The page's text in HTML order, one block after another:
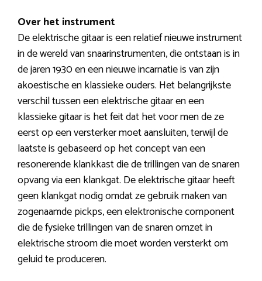
Over het instrument
De elektrische gitaar is een relatief nieuwe instrument
in de wereld van snaarinstrumenten, die ontstaan is in
de jaren 1930 en een nieuwe incarnatie is van zijn
akoestische en klassieke ouders. Het belangrijkste
verschil tussen een elektrische gitaar en een
klassieke gitaar is het feit dat het voor men de ze
eerst op een versterker moet aansluiten, terwijl de
laatste is gebaseerd op het concept van een
resonerende klankkast die de trillingen van de snaren
opvang via een klankgat. De elektrische gitaar heeft
geen klankgat nodig omdat ze gebruik maken van
zogenaamde pickps, een elektronische component
die de fysieke trillingen van de snaren omzet in
elektrische stroom die moet worden versterkt om
geluid te produceren.